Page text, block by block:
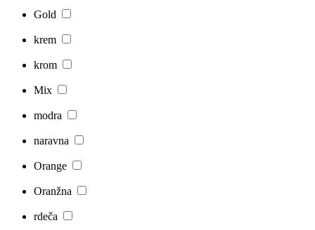
Gold
krem
krom
Mix
modra
naravna
Orange
Oranžna
rdeča